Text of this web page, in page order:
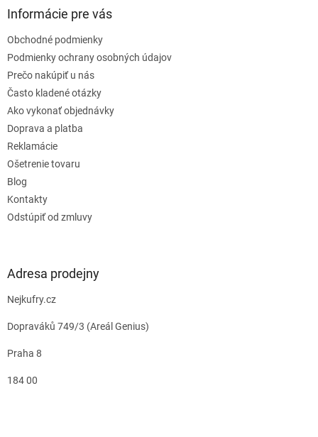
Informácie pre vás
Obchodné podmienky
Podmienky ochrany osobných údajov
Prečo nakúpiť u nás
Často kladené otázky
Ako vykonať objednávky
Doprava a platba
Reklamácie
Ošetrenie tovaru
Blog
Kontakty
Odstúpiť od zmluvy
Adresa prodejny
Nejkufry.cz
Dopraváků 749/3 (Areál Genius)
Praha 8
184 00